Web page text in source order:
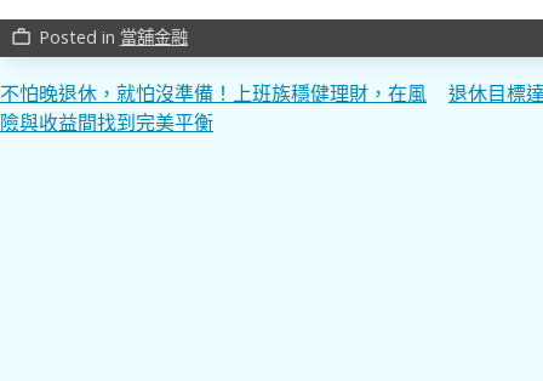
work_outline Posted in 當舖金融
文
章
不怕晚退休，就怕沒準備！上班族穩健理財，在風
險與收益間找到完美平衡
退休目標